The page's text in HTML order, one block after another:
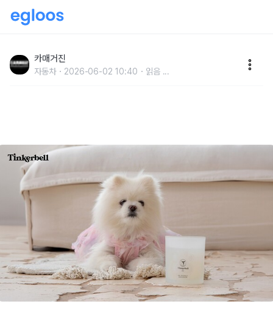
물 1,000마리 선호 테스트 거친 향 적용
카매거진
자동차 2026-06-02 10:40 읽음 ...